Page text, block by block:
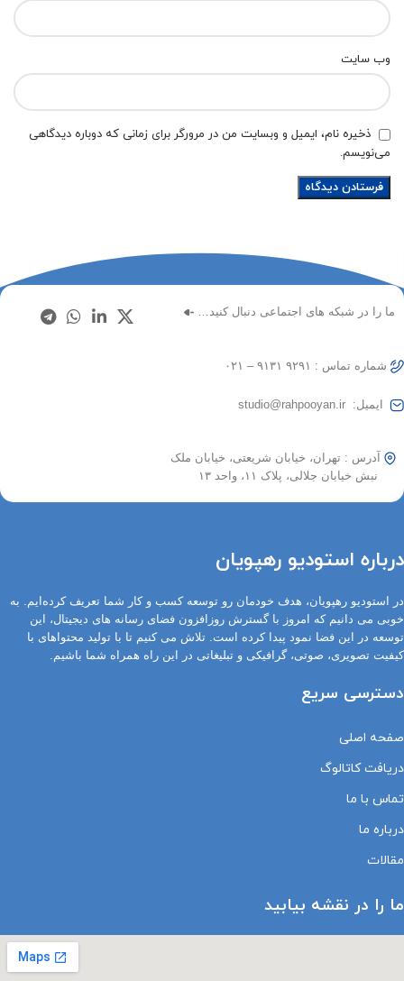
وب‌ سایت
ذخیره نام، ایمیل و وبسایت من در مرورگر برای زمانی که دوباره دیدگاهی
می‌نویسم.
ما را در شبکه های اجتماعی دنبال کنید…
شماره تماس : ۹۲۹۱ ۹۱۳۱ – ۰۲۱
ایمیل: studio@rahpooyan.ir
آدرس : تهران، خیابان شریعتی، خیابان ملک
نبش خیابان جلالی، پلاک ۱۱، واحد ۱۳
درباره استودیو رهپویان
در استودیو رهپویان، هدف خودمان رو توسعه کسب و کار شما تعریف کرده‌ایم. به
خوبی می دانیم که امروز با گسترش روزافزون فضای رسانه های دیجیتال، این
توسعه در این فضا نمود پیدا کرده است. تلاش می کنیم تا با تولید محتواهای با
کیفیت تصویری، صوتی، گرافیکی و تبلیغاتی در این راه همراه شما باشیم.
دسترسی سریع
صفحه اصلی
دریافت کاتالوگ
تماس با ما
درباره ما
مقالات
ما را در نقشه بیابید